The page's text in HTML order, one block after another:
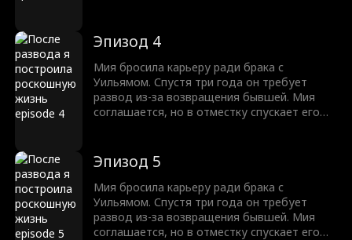
Когда Уильям требует от нее уволиться,
она пускает слух о его домогательствах. В
ходе этих баталий он осознает свои
истинные чувства и решает во что бы то ни
стало вернуть жену!
Эпизод 4
Мия бросила карьеру ради брака с
Уильямом. Спустя три года он требует
развод из-за возвращения бывшей. Мия
соглашается, но в отместку спускает его
Когда Уильям требует от нее уволиться,
она пускает слух о его домогательствах. В
ходе этих баталий он осознает свои
истинные чувства и решает во что бы то ни
стало вернуть жену!
Эпизод 5
Мия бросила карьеру ради брака с
Уильямом. Спустя три года он требует
развод из-за возвращения бывшей. Мия
соглашается, но в отместку спускает его